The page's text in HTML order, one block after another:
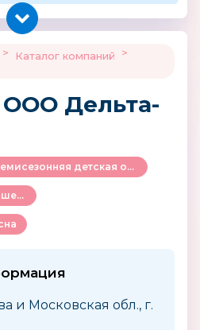
> Каталог компаний
>
Дельта-
Демисезонняя детская обувь
Детская одежда, украшения и аксессуары
и Московская обл., г.